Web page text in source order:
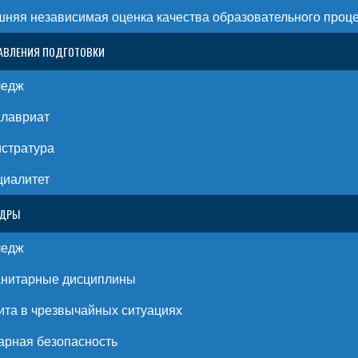
независимая оценка качества образовательного
ПОДГОТОВКИ
дисциплины
в чрезвычайных ситуациях
безопасность